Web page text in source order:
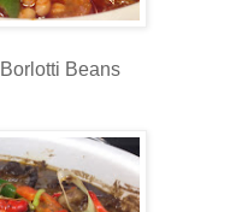
Beans